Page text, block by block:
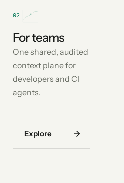
02
For teams
One shared, audited
context plane for
developers and CI
agents.
Explore